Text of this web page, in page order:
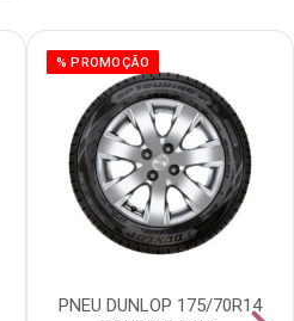
% PROMOÇÃO
PNEU DUNLOP 175/70R14